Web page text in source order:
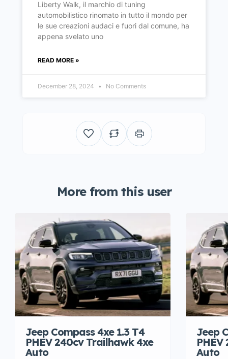
Liberty Walk, il marchio di tuning
automobilistico rinomato in tutto il mondo per
le sue creazioni audaci e fuori dal comune, ha
appena svelato uno
READ MORE »
December 28, 2024 No Comments
More from this user
Jeep Compass 4xe 1.3 T4
PHEV 240cv Trailhawk 4xe
Auto
Jeep
Auto